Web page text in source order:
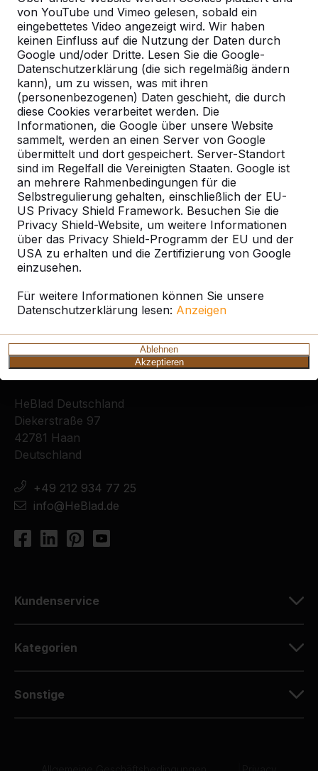
von YouTube und Vimeo gelesen, sobald ein
eingebettetes Video angezeigt wird. Wir haben
keinen Einfluss auf die Nutzung der Daten durch
Google und/oder Dritte. Lesen Sie die Google-
Datenschutzerklärung (die sich regelmäßig ändern
kann), um zu wissen, was mit ihren
(personenbezogenen) Daten geschieht, die durch
diese Cookies verarbeitet werden. Die
Informationen, die Google über unsere Website
sammelt, werden an einen Server von Google
übermittelt und dort gespeichert. Server-Standort
sind im Regelfall die Vereinigten Staaten. Google ist
an mehrere Rahmenbedingungen für die
Selbstregulierung gehalten, einschließlich der EU-
US Privacy Shield Framework. Besuchen Sie die
Privacy Shield-Website, um weitere Informationen
über das Privacy Shield-Programm der EU und der
USA zu erhalten und die Zertifizierung von Google
einzusehen.
Für weitere Informationen können Sie unsere
Datenschutzerklärung lesen: Anzeigen
Ablehnen
Akzeptieren
Produkt
Alles anzeigen
Kategorie
Alles anzeigen
Ort oder Postleitzahl suchen
Zie ook
Mannheim
HeBlad Deutschland
Diekerstraße 97
42781 Haan
Deutschland
+49 212 934 77 25
info@HeBlad.de
Kundenservice
Kategorien
Sonstige